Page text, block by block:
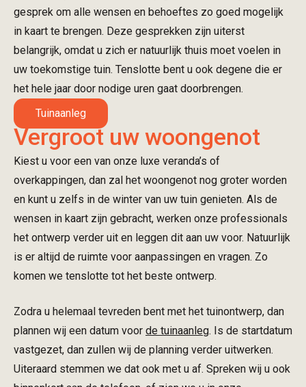
gesprek om alle wensen en behoeftes zo goed mogelijk
in kaart te brengen. Deze gesprekken zijn uiterst
belangrijk, omdat u zich er natuurlijk thuis moet voelen in
uw toekomstige tuin. Tenslotte bent u ook degene die er
het hele jaar door nodige uren gaat doorbrengen.
Tuinaanleg
Vergroot uw woongenot
Kiest u voor een van onze luxe veranda’s of
overkappingen, dan zal het woongenot nog groter worden
en kunt u zelfs in de winter van uw tuin genieten. Als de
wensen in kaart zijn gebracht, werken onze professionals
het ontwerp verder uit en leggen dit aan uw voor. Natuurlijk
is er altijd de ruimte voor aanpassingen en vragen. Zo
komen we tenslotte tot het beste ontwerp.
Zodra u helemaal tevreden bent met het tuinontwerp, dan
plannen wij een datum voor de tuinaanleg. Is de startdatum
vastgezet, dan zullen wij de planning verder uitwerken.
Uiteraard stemmen we dat ook met u af. Spreken wij u ook